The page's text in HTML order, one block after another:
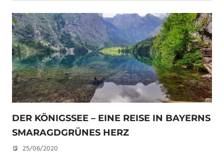
DER KÖNIGSSEE – EINE REISE IN BAYERNS
SMARAGDGRÜNES HERZ
25/06/2020